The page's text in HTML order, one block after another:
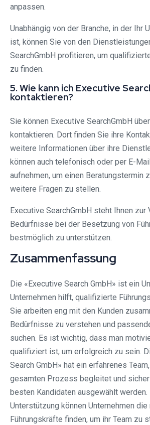
anpassen.
Unabhängig von der Branche, in der Ihr
ist, können Sie von den
SearchGmbH profitieren, um
zu finden.
5. Wie kann ich Executive
kontaktieren?
Sie können Executive SearchGmbH
kontaktieren. Dort finden Sie ihre
weitere Informationen über ihre
können auch telefonisch oder per E-
aufnehmen, um einen Beratungstermin
weitere Fragen zu stellen.
Executive SearchGmbH steht Ihnen zur
Bedürfnisse bei der Besetzung von
bestmöglich zu unterstützen.
Zusammenfassung
Die «Executive Search GmbH» ist ein
Unternehmen hilft, qualifizierte
Sie arbeiten eng mit den Kunden
Bedürfnisse zu verstehen und
suchen. Es ist wichtig, dass man
qualifiziert ist, um erfolgreich zu sein.
Search GmbH» hat ein erfahrenes
gesamten Prozess begleitet und
besten Kandidaten ausgewählt
Unterstützung können Unternehmen die
Führungskräfte finden, um ihr Team zu